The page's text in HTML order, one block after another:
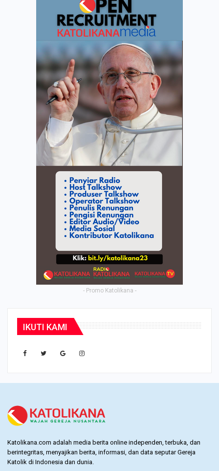
- Promo Katolikana -
IKUTI KAMI
berintegritas, menyajikan berita, informasi, dan data seputar Gereja
Katolik di Indonesia dan dunia.